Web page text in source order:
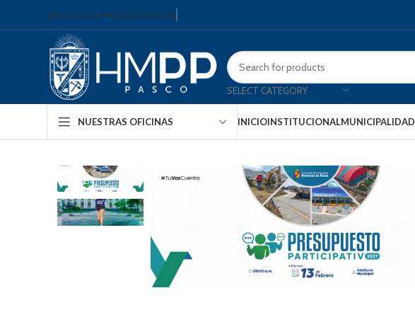
APLICATIVOS PARA CIUDADANOS
SELECT CATEGORY
NUESTRAS OFICINAS INICIOINSTITUCIONALMUNICIPALIDAD